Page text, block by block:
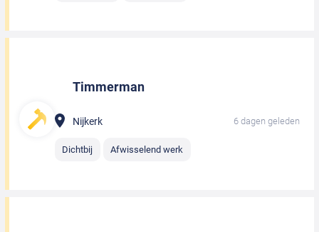
Timmerman
Nijkerk 6 dagen geleden
Dichtbij Afwisselend werk